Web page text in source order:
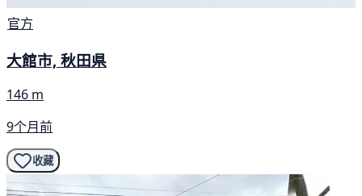
官方
大館市, 秋田県
146 m
9个月前
收藏